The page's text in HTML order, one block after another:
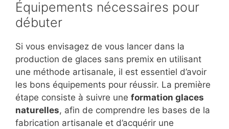
Équipements nécessaires pour
débuter
Si vous envisagez de vous lancer dans la
production de glaces sans premix en utilisant
une méthode artisanale, il est essentiel d’avoir
les bons équipements pour réussir. La première
étape consiste à suivre une formation glaces
naturelles, afin de comprendre les bases de la
fabrication artisanale et d’acquérir une